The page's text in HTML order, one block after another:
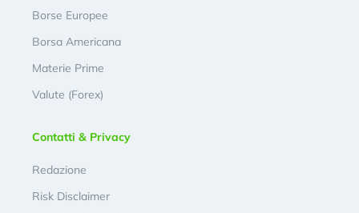
Borse Europee
Borsa Americana
Materie Prime
Valute (Forex)
Contatti & Privacy
Redazione
Risk Disclaimer